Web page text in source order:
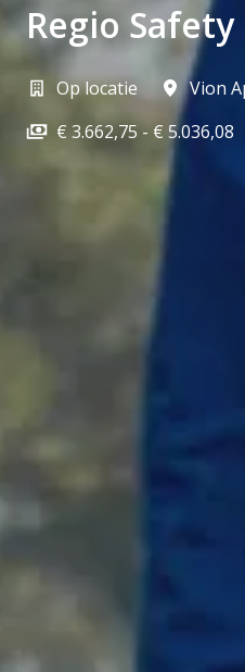
Regio
Op locatie Vion
€ 3.662,75 - € 5.036,08